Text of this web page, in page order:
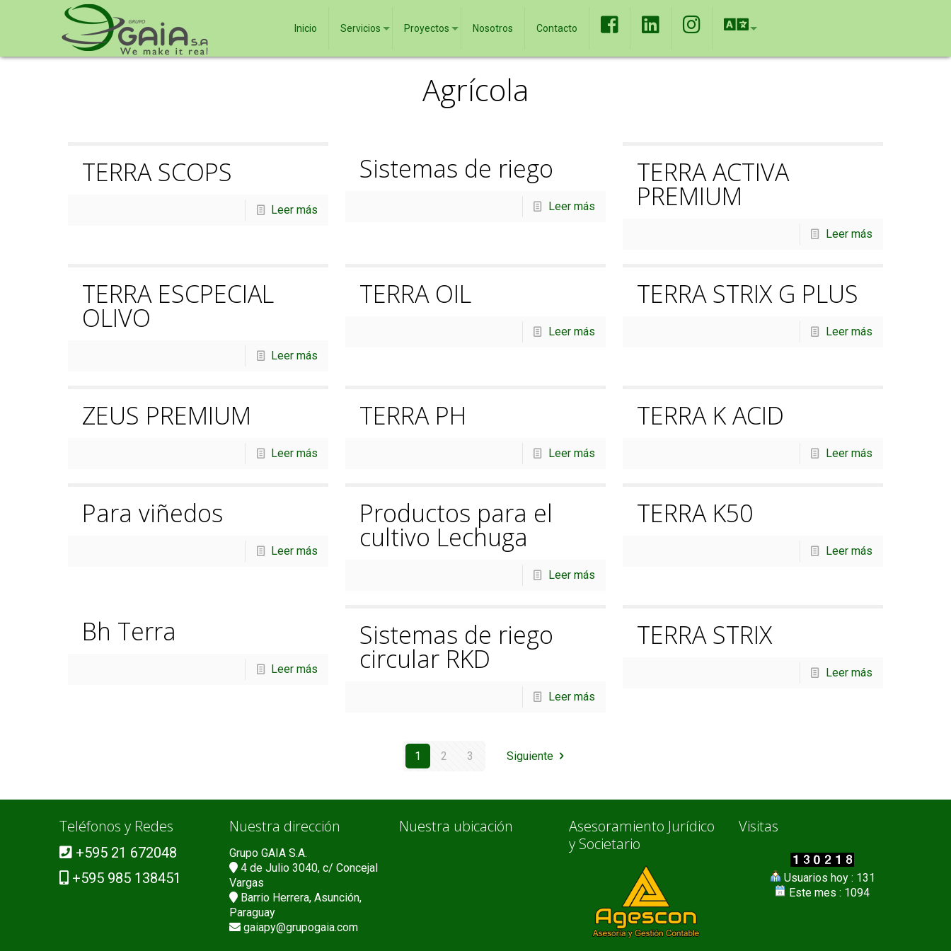
Inicio Servicios Proyectos Nosotros Contacto
Agrícola
TERRA SCOPS
Leer más
Sistemas de riego
Leer más
TERRA ACTIVA
PREMIUM
Leer más
TERRA ESCPECIAL
OLIVO
Leer más
TERRA OIL
Leer más
TERRA STRIX G PLUS
Leer más
ZEUS PREMIUM
Leer más
TERRA PH
Leer más
TERRA K ACID
Leer más
Para viñedos
Leer más
Productos para el
cultivo Lechuga
Leer más
TERRA K50
Leer más
Bh Terra
Leer más
Sistemas de riego
circular RKD
Leer más
TERRA STRIX
Leer más
1 2 3 Siguiente
Teléfonos y Redes
+595 21 672048
+595 985 138451
Nuestra dirección
Grupo GAIA S.A.
4 de Julio 3040, c/ Concejal
Vargas
Barrio Herrera, Asunción,
Paraguay
gaiapy@grupogaia.com
Nuestra ubicación
Asesoramiento Jurídico
y Societario
Visitas
Usuarios hoy : 131
Este mes : 1094